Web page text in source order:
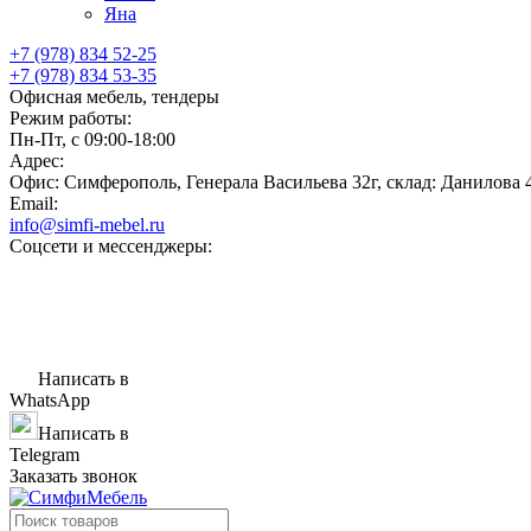
Яна
+7 (978) 834 52-25
+7 (978) 834 53-35
Офисная мебель, тендеры
Режим работы:
Пн-Пт, с 09:00-18:00
Адрес:
Офис: Симферополь, Генерала Васильева 32г, склад: Данилова
Email:
info@simfi-mebel.ru
Соцсети и мессенджеры:
Написать в
WhatsApp
Написать в
Telegram
Заказать звонок